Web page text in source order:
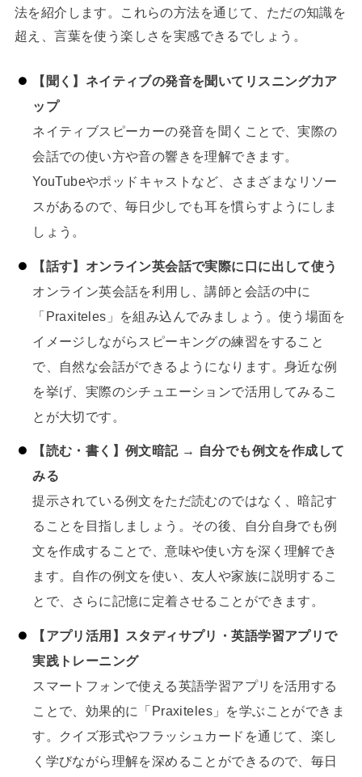
法を紹介します。これらの方法を通じて、ただの知識を
超え、言葉を使う楽しさを実感できるでしょう。
【聞く】ネイティブの発音を聞いてリスニング力ア
ップ
ネイティブスピーカーの発音を聞くことで、実際の
会話での使い方や音の響きを理解できます。
YouTubeやポッドキャストなど、さまざまなリソー
スがあるので、毎日少しでも耳を慣らすようにしま
しょう。
【話す】オンライン英会話で実際に口に出して使う
オンライン英会話を利用し、講師と会話の中に
「Praxiteles」を組み込んでみましょう。使う場面を
イメージしながらスピーキングの練習をすること
で、自然な会話ができるようになります。身近な例
を挙げ、実際のシチュエーションで活用してみるこ
とが大切です。
【読む・書く】例文暗記 → 自分でも例文を作成して
みる
提示されている例文をただ読むのではなく、暗記す
ることを目指しましょう。その後、自分自身でも例
文を作成することで、意味や使い方を深く理解でき
ます。自作の例文を使い、友人や家族に説明するこ
とで、さらに記憶に定着させることができます。
【アプリ活用】スタディサプリ・英語学習アプリで
実践トレーニング
スマートフォンで使える英語学習アプリを活用する
ことで、効果的に「Praxiteles」を学ぶことができま
す。クイズ形式やフラッシュカードを通じて、楽し
く学びながら理解を深めることができるので、毎日